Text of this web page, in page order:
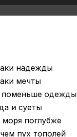
надежды
мечты
одежды
и суеты
поглубже
пух тополей